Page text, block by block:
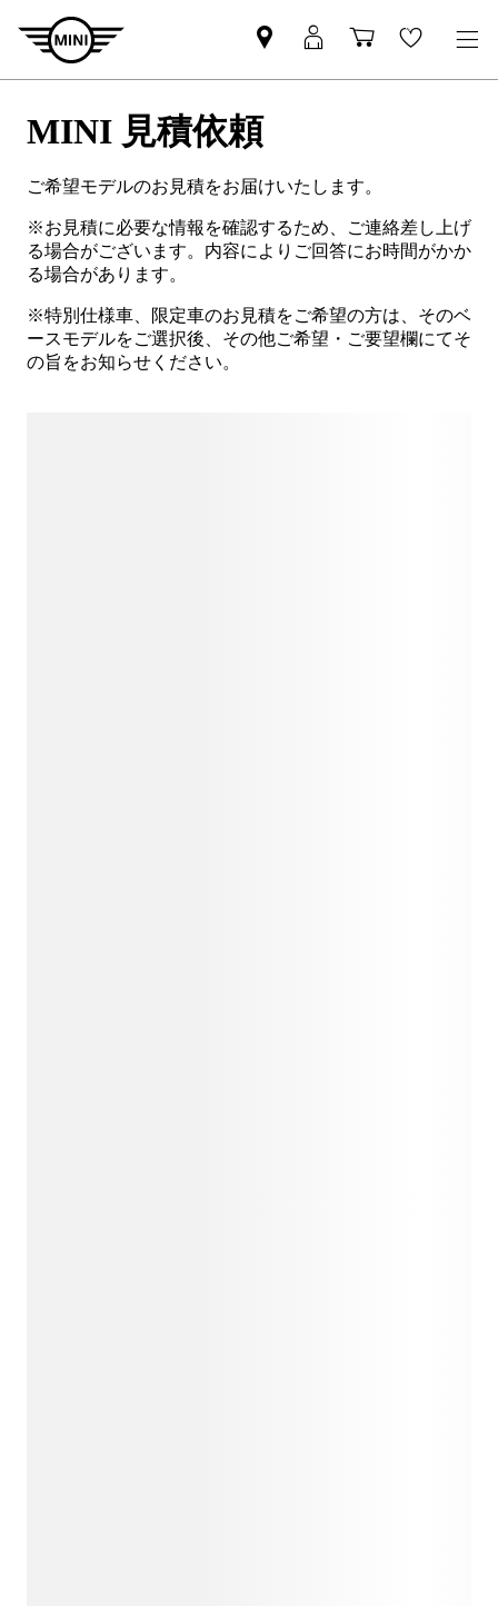
MINI 見積依頼
ご希望モデルのお見積をお届けいたします。
※お見積に必要な情報を確認するため、ご連絡差し上げ
る場合がございます。内容によりご回答にお時間がかか
る場合があります。
※特別仕様車、限定車のお見積をご希望の方は、そのベ
ースモデルをご選択後、その他ご希望・ご要望欄にてそ
の旨をお知らせください。